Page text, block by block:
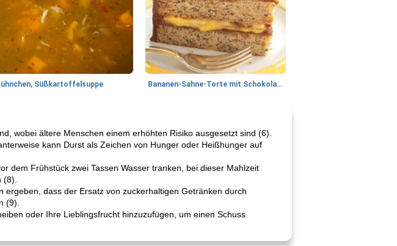
Süßkartoffelsuppe Bananen-Sahne-Torte mit Schokoladenglasur
wobei ältere Menschen einem erhöhten Risiko ausgesetzt sind (6).
kann Durst als Zeichen von Hunger oder Heißhunger auf
dem Frühstück zwei Tassen Wasser tranken, bei dieser Mahlzeit
ergeben, dass der Ersatz von zuckerhaltigen Getränken durch
(9).
oder Ihre Lieblingsfrucht hinzuzufügen, um einen Schuss